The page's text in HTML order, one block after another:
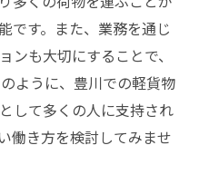
です。また、業務を通じ
ンも大切にすることで、
ように、豊川での軽貨物
して多くの人に支持され
働き方を検討してみませ